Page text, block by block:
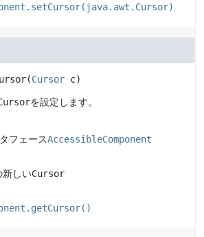
(Cursor c)
を設定します。
タフェースAccessibleComponent
新しいCursor